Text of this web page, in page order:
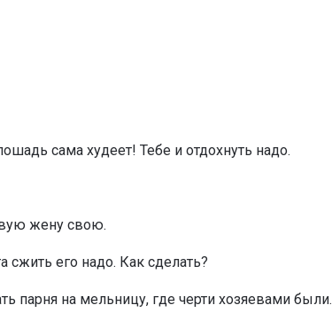
сама худеет! Тебе и отдохнуть надо.
жену свою.
сжить его надо. Как сделать?
парня на мельницу, где черти хозяевами были.